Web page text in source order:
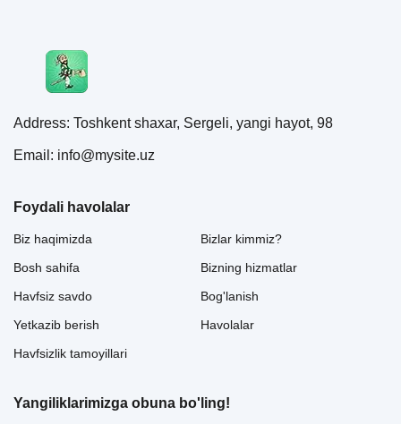
Address: Toshkent shaxar, Sergeli, yangi hayot, 98
Email: info@mysite.uz
Foydali havolalar
Biz haqimizda
Bosh sahifa
Havfsiz savdo
Yetkazib berish
Havfsizlik tamoyillari
Bizlar kimmiz?
Bizning hizmatlar
Bog'lanish
Havolalar
Yangiliklarimizga obuna bo'ling!